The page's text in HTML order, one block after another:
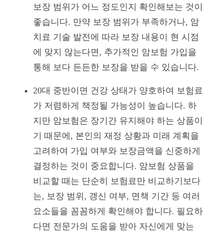
보장 범위가 어느 정도인지 확인해보는 것이
좋습니다. 만약 보장 범위가 부족하거나, 암
치료 기술 발전에 따라 보장 내용이 현 시점
에 맞지 않는다면, 추가적인 암보험 가입을
통해 보다 든든한 보장을 받을 수 있습니다.
20대 중반이면 건강 상태가 양호하여 보험료
가 저렴하게 책정될 가능성이 높습니다. 하
지만 암보험은 장기간 유지해야 하는 상품이
기 때문에, 본인의 재정 상황과 미래 계획을
고려하여 가입 여부와 보장금액을 신중하게
결정하는 것이 중요합니다. 암보험 상품을
비교할 때는 단순히 보험료만 비교하기보다
는, 보장 범위, 갱신 여부, 면책 기간 등 여러
요소들을 꼼꼼하게 확인해야 합니다. 필요하
다면 전문가의 도움을 받아 자신에게 맞는